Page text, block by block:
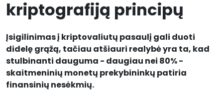
kriptografiją principų
Įsigilinimas į kriptovaliutų pasaulį gali duoti
didelę grąžą, tačiau atšiauri realybė yra ta, kad
stulbinanti dauguma - daugiau nei 80% -
skaitmeninių monetų prekybininkų patiria
finansinių nesėkmių.